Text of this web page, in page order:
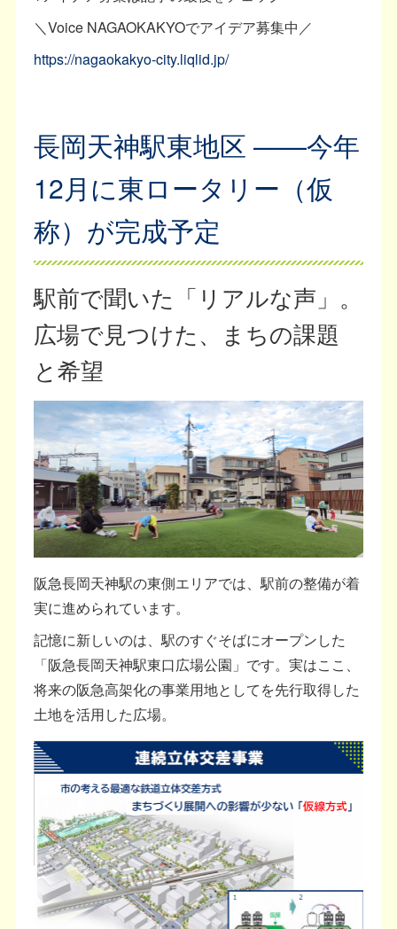
＼Voice NAGAOKAKYOでアイデア募集中／
https://nagaokakyo-city.liqlid.jp/
長岡天神駅東地区 ——今年
12月に東ロータリー（仮
称）が完成予定
駅前で聞いた「リアルな声」。
広場で見つけた、まちの課題
と希望
阪急長岡天神駅の東側エリアでは、駅前の整備が着
実に進められています。
記憶に新しいのは、駅のすぐそばにオープンした
「阪急長岡天神駅東口広場公園」です。実はここ、
将来の阪急高架化の事業用地としてを先行取得した
土地を活用した広場。